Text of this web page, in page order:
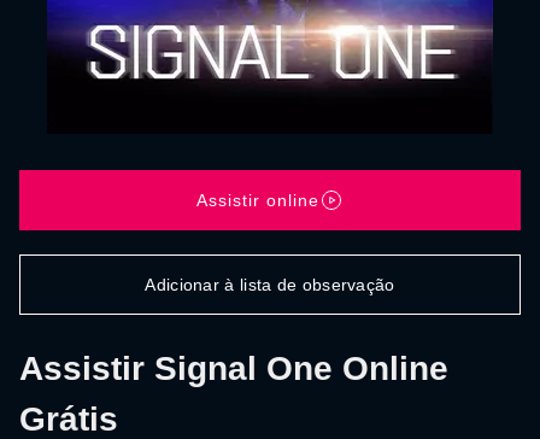
Assistir Signal One Online
Grátis
Assistir online
Adicionar à lista de observação